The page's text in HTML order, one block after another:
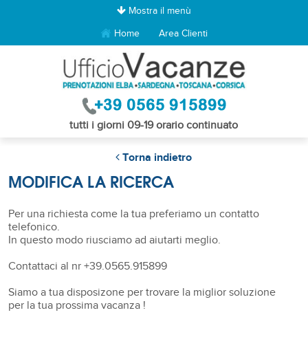
Mostra il menù
Home Area Clienti
tutti i giorni 09-19 orario continuato
Torna indietro
MODIFICA LA RICERCA
Per una richiesta come la tua preferiamo un contatto
telefonico.
In questo modo riusciamo ad aiutarti meglio.
Contattaci al nr +39.0565.915899
Siamo a tua disposizone per trovare la miglior soluzione
per la tua prossima vacanza !